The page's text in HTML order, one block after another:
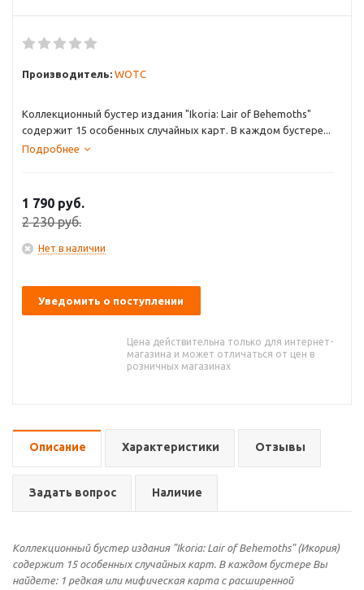
Производитель: WOTC
Коллекционный бустер издания "Ikoria: Lair of Behemoths"
содержит 15 особенных случайных карт. В каждом бустере...
Подробнее
1 790 руб.
2 230руб.
Нет в наличии
Уведомить о поступлении
Цена действительна только для интернет-
магазина и может отличаться от цен в
розничных магазинах
Описание Характеристики Отзывы
Задать вопрос Наличие
Коллекционный бустер издания "Ikoria: Lair of Behemoths" (Икория)
содержит 15 особенных случайных карт. В каждом бустере Вы
найдете: 1 редкая или мифическая карта с расширенной